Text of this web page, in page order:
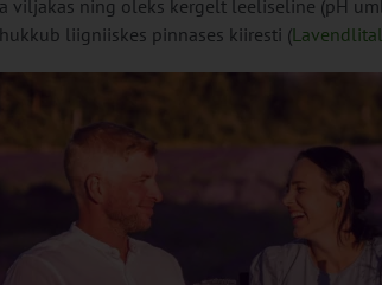
viljakas ning oleks kergelt leeliseline (pH
liigniiskes pinnases kiiresti (